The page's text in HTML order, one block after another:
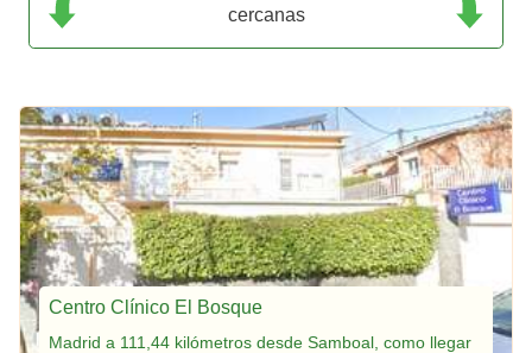
cercanas
Centro Clínico El Bosque
Madrid a 111,44 kilómetros desde Samboal, como llegar